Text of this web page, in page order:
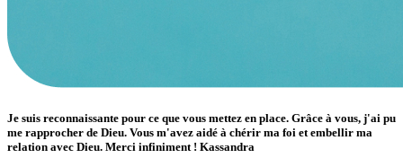
Je suis reconnaissante pour ce que vous mettez en place. Grâce à vous, j'ai pu
me rapprocher de Dieu. Vous m'avez aidé à chérir ma foi et embellir ma
relation avec Dieu. Merci infiniment ! Kassandra